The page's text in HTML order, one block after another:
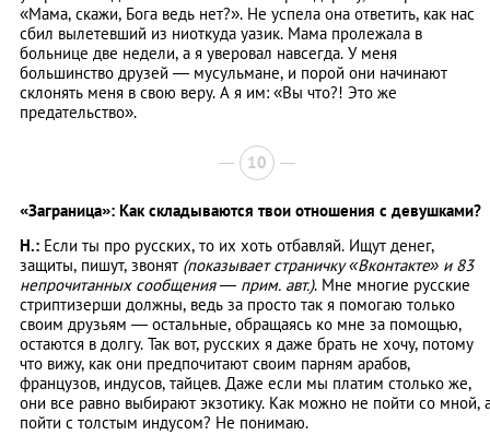
«Мама, скажи, Бога ведь нет?». Не успела она ответить, как нас
сбил вылетевший из ниоткуда уазик. Мама пролежала в
больнице две недели, а я уверовал навсегда. У меня
большинство друзей — мусульмане, и порой они начинают
склонять меня в свою веру. А я им: «Вы что?! Это же
предательство».
10
«Заграница»: Как складываются твои отношения с девушками?
Н.: Если ты про русских, то их хоть отбавляй. Ищут денег,
защиты, пишут, звонят (показывает страничку «Вконтакте» и 83
непрочитанных сообщения ― прим. авт.). Мне многие русские
стриптизерши должны, ведь за просто так я помогаю только
своим друзьям ― остальные, обращаясь ко мне за помощью,
остаются в долгу. Так вот, русских я даже брать не хочу, потому
что вижу, как они предпочитают своим парням арабов,
французов, индусов, тайцев. Даже если мы платим столько же,
они все равно выбирают экзотику. Как можно не пойти со мной,
пойти с толстым индусом? Не понимаю.